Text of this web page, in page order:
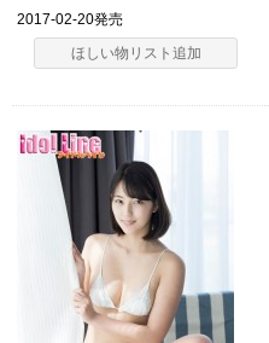
2017-02-20発売
ほしい物リスト追加